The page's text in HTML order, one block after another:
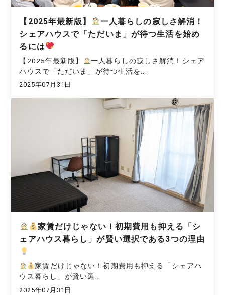
【2025年最新版】
一人暮らしの寂しさ解消！
シェアハウスで「ただいま」が待つ生活を始め
るには
【2025年最新版】
一人暮らしの寂しさ解消！シェア
ハウスで「ただいま」が待つ生活を...
2025年07月31日
家賃だけじゃない！初期費用も抑える「シ
ェアハウス暮らし」が賢い選択である3つの理由
家賃だけじゃない！初期費用も抑える「シェアハ
ウス暮らし」が賢い選...
2025年07月31日